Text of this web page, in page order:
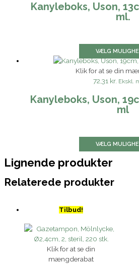
Kanyleboks, Uson,
ml.
VÆLG
Klik for at se din
72,31 kr. Ekskl.
Kanyleboks, Uson,
ml
VÆLG
Lignende produkter
Relaterede produkter
Tilbud!
Klik for at se din
mængderabat